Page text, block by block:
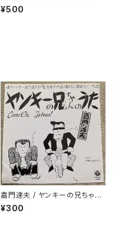
¥500
嘉門達夫 / ヤンキーの兄ちゃん
のうた
¥300